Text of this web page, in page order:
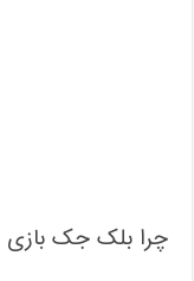
چرا بلک جک بازی